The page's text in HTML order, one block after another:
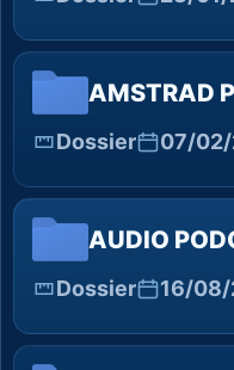
AMSTRAD
Dossier 07/
AUDIO
Dossier 16/08/